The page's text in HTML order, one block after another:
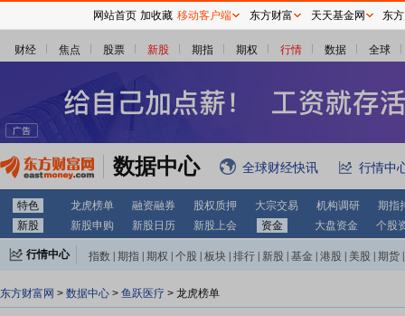
财经 焦点 股票 新股 期指 期权 行情 数据 全球
数据中心 全球财经快讯 行情中
特色 龙虎榜单 融资融券 股权质押 大宗交易 机构调研
期指
新股
新股申购 新股日历 新股上会 资金 大盘资金 个股
行情中心 指数 期指 期权 个股 板块 排行 新股 基金 港股 美股 期货
东方财富网 > 数据中心 > 鱼跃医疗 > 龙虎榜单
网站首页 加收藏 移动客户端 东方财富 天天基金网 东